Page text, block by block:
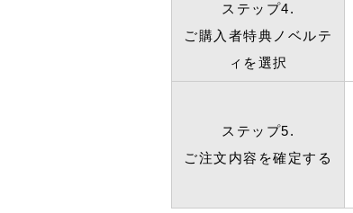
ステップ4.
ご購入者特典ノベルテ
ィを選択
ステップ5.
ご注文内容を確定する